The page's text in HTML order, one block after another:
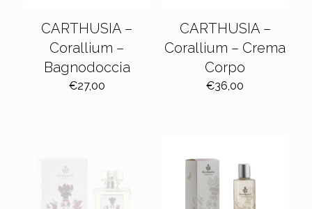
CARTHUSIA –
Corallium –
Bagnodoccia
€27,00
CARTHUSIA –
Corallium – Crema
Corpo
€36,00